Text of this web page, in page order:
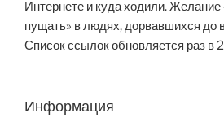
Интернете и куда ходили. Желание
пущать» в людях, дорвавшихся до
Список ссылок обновляется раз в
Информация